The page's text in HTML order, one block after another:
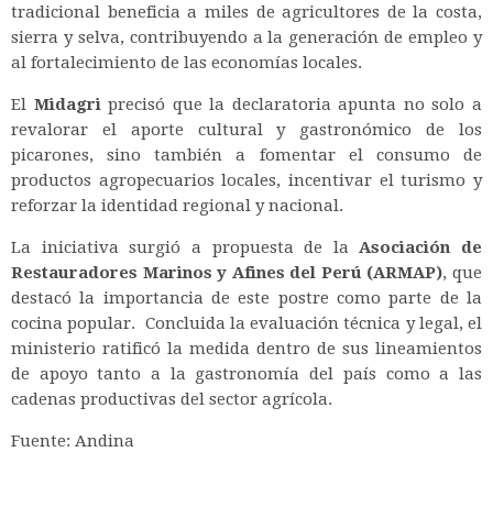
tradicional beneficia a miles de agricultores de la costa,
sierra y selva, contribuyendo a la generación de empleo y
al fortalecimiento de las economías locales.
El Midagriprecisó que la declaratoria apunta no solo a
revalorar el aporte cultural y gastronómico de los
picarones, sino también a fomentar el consumo de
productos agropecuarios locales, incentivar el turismo y
reforzar la identidad regional y nacional.
La iniciativa surgió a propuesta de laAsociación de
Restauradores Marinos y Afines del Perú (ARMAP), que
destacó la importancia de este postre como parte de la
cocina popular. Concluida la evaluación técnica y legal, el
ministerio ratificó la medida dentro de sus lineamientos
de apoyo tanto a la gastronomía del país como a las
cadenas productivas del sector agrícola.
Fuente: Andina